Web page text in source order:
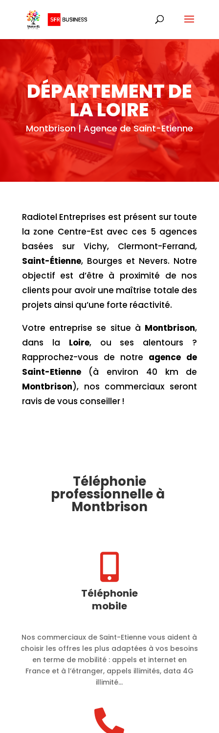
DÉPARTEMENT DE
LA LOIRE
Montbrison | Agence de Saint-Etienne
Radiotel Entreprises est présent sur toute
la zone Centre-Est avec ces 5 agences
basées sur Vichy, Clermont-Ferrand,
Saint-Étienne, Bourges et Nevers. Notre
objectif est d’être à proximité de nos
clients pour avoir une maîtrise totale des
projets ainsi qu’une forte réactivité.
Votre entreprise se situe à Montbrison,
dans la Loire,
ou ses alentours ?
Rapprochez-vous de notre agence de
Saint-Etienne (à environ 40 km de
Montbrison), nos commerciaux seront
ravis de vous conseiller !
Téléphonie
professionnelle à
Montbrison

Téléphonie
mobile
Nos commerciaux de Saint-Etienne vous aident à
choisir les offres les plus adaptées à vos besoins
en terme de mobilité : appels et internet en
France et à l’étranger, appels illimités, data 4G
illimité…
